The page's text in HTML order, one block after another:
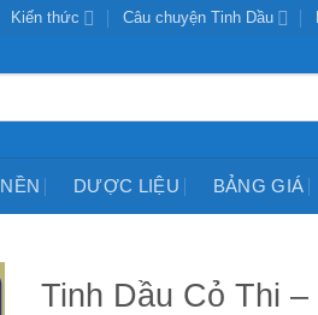
Kiến thức Câu chuyện Tinh Dầu
DƯỢC LIỆU BẢNG GIÁ
Tinh Dầu Cỏ Thi